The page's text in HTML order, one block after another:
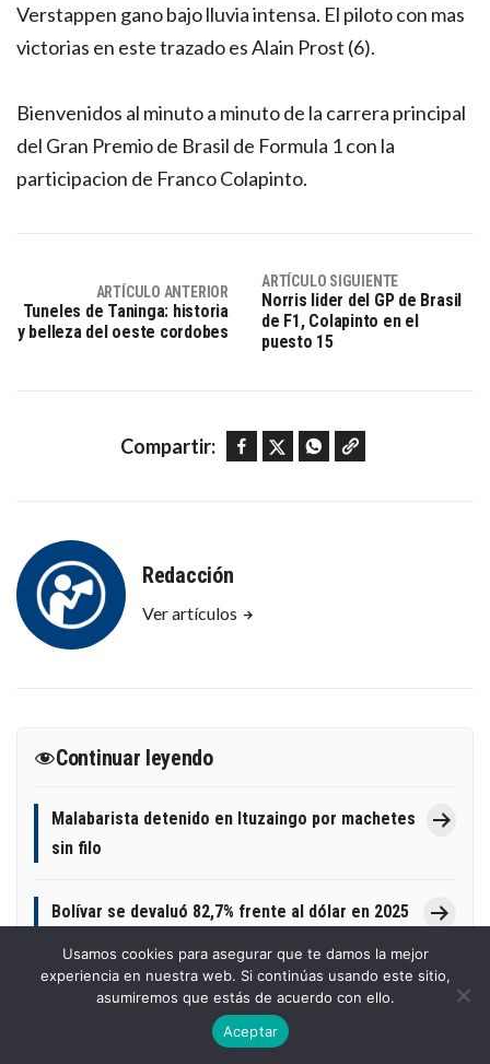
Verstappen gano bajo lluvia intensa. El piloto con mas
victorias en este trazado es Alain Prost (6).
Bienvenidos al minuto a minuto de la carrera principal
del Gran Premio de Brasil de Formula 1 con la
participacion de Franco Colapinto.
ARTÍCULO ANTERIOR
Tuneles de Taninga: historia
y belleza del oeste cordobes
ARTÍCULO SIGUIENTE
Norris lider del GP de Brasil
de F1, Colapinto en el
puesto 15
Compartir: Facebook Twitter WhatsApp Copy link
Redacción
Ver artículos
Continuar leyendo
Malabarista detenido en Ituzaingo por machetes
sin filo
Bolívar se devaluó 82,7% frente al dólar en 2025
Castelo do Batel: historia europea y modernidad
brasileña
Usamos cookies para asegurar que te damos la mejor
experiencia en nuestra web. Si continúas usando este sitio,
asumiremos que estás de acuerdo con ello.
Aceptar